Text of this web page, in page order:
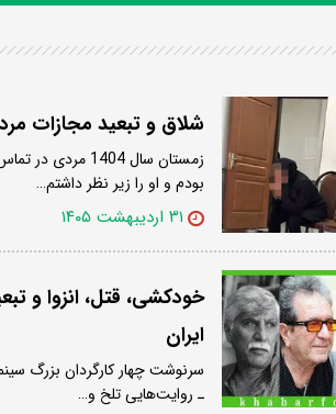
شلاق و تبعید مجازات
زمستان سال
بودم و او را زیر نظر داشتم…
۳۱ اردیبهشت ۱۴۰۵
خودکشی، قتل، انزوا و
ایران
سرنوشت چهار کارگردان بزرگ
ـ روایت‌هایی تلخ و…